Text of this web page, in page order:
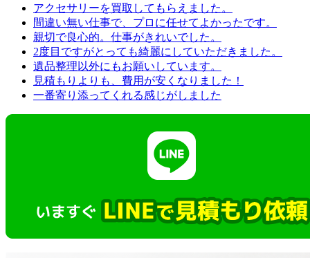
アクセサリーを買取してもらえました。
間違い無い仕事で、プロに任せてよかったです。
親切で良心的。仕事がきれいでした。
2度目ですがとっても綺麗にしていただきました。
遺品整理以外にもお願いしています。
見積もりよりも、費用が安くなりました！
一番寄り添ってくれる感じがしました